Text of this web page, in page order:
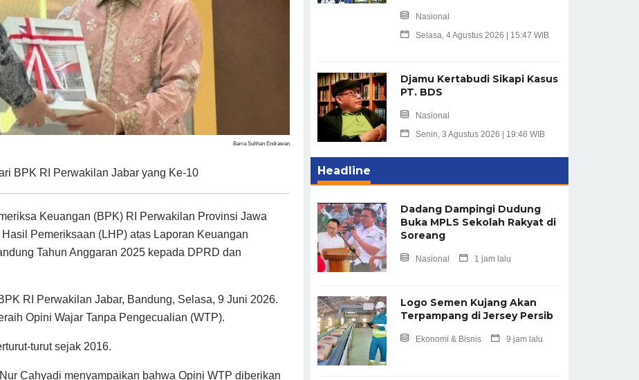
Barra Sulthan Endrawan
BPK RI Perwakilan Jabar yang Ke-10
Keuangan (BPK) RI Perwakilan Provinsi Jawa
Pemeriksaan (LHP) atas Laporan Keuangan
Tahun Anggaran 2025 kepada DPRD dan
RI Perwakilan Jabar, Bandung, Selasa, 9 Juni 2026.
Opini Wajar Tanpa Pengecualian (WTP).
turut sejak 2016.
Cahyadi menyampaikan bahwa Opini WTP diberikan
Nasional
Selasa, 4 Agustus 2026 | 15:47 WIB
Djamu Kertabudi Sikapi Kasus
PT. BDS
Nasional
Senin, 3 Agustus 2026 | 19:46 WIB
Headline
Dadang Dampingi Dudung
Buka MPLS Sekolah Rakyat di
Soreang
Nasional 1 jam lalu
Logo Semen Kujang Akan
Terpampang di Jersey Persib
Ekonomi & Bisnis 9 jam lalu